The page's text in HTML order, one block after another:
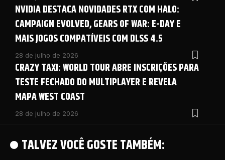
NVIDIA DESTACA NOVIDADES RTX COM HALO:
CAMPAIGN EVOLVED, GEARS OF WAR: E-DAY E
MAIS JOGOS COMPATÍVEIS COM DLSS 4.5
28 de julho de 2026
CRAZY TAXI: WORLD TOUR ABRE INSCRIÇÕES PARA
TESTE FECHADO DO MULTIPLAYER E REVELA
MAPA WEST COAST
28 de julho de 2026
TALVEZ VOCÊ GOSTE TAMBÉM: